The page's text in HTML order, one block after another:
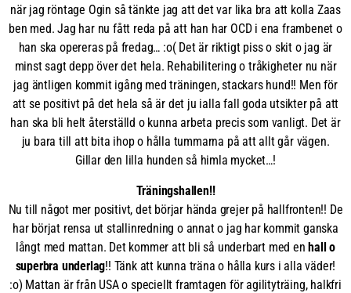
när jag röntage Ogin så tänkte jag att det var lika bra att kolla Zaas
ben med. Jag har nu fått reda på att han har OCD i ena frambenet o
han ska opereras på fredag… :o( Det är riktigt piss o skit o jag är
minst sagt depp över det hela. Rehabilitering o tråkigheter nu när
jag äntligen kommit igång med träningen, stackars hund!! Men för
att se positivt på det hela så är det ju ialla fall goda utsikter på att
han ska bli helt återställd o kunna arbeta precis som vanligt. Det är
ju bara till att bita ihop o hålla tummarna på att allt går vägen.
Gillar den lilla hunden så himla mycket…!
Träningshallen!!
Nu till något mer positivt, det börjar hända grejer på hallfronten!! De
har börjat rensa ut stallinredning o annat o jag har kommit ganska
långt med mattan. Det kommer att bli så underbart med enhall o
superbra underlag!! Tänk att kunna träna o hålla kurs i alla väder!
:o) Mattan är från USA o speciellt framtagen för agilityträing, halkfri